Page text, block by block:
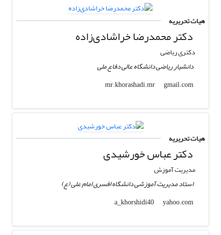
هیات تحریریه
دکتر محمدرضا خراشادی‌زاده
دکتری ریاضی
دانشیار ریاضی دانشگاه عالی دفاع ملی
mr.khorashadi.mr
gmail.com
هیات تحریریه
دکتر عباس خورشیدی
مدیریت آموزش
استاد مدیریت آموزشی دانشگاه افسری امام علی (ع)
a_khorshidi40
yahoo.com